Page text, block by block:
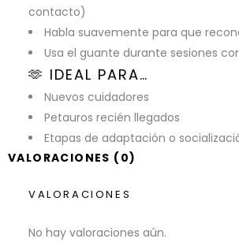
contacto)
Habla suavemente para que
Usa el guante durante sesiones
🫶 IDEAL PARA…
Nuevos cuidadores
Petauros recién llegados
Etapas de adaptación o
VALORACIONES (0)
VALORACIONES
No hay valoraciones aún.